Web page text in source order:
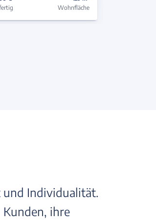
Wohnfläche
und Individualität.
ihre